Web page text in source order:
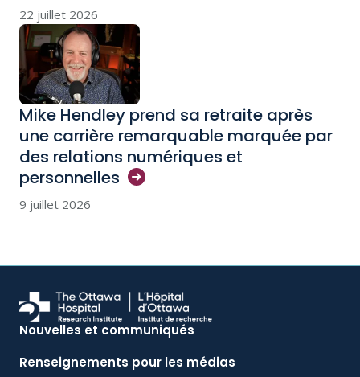
22 juillet 2026
Mike Hendley prend sa retraite après
une carrière remarquable marquée par
des relations numériques et
personnelles
9 juillet 2026
Nouvelles et communiqués
Renseignements pour les médias